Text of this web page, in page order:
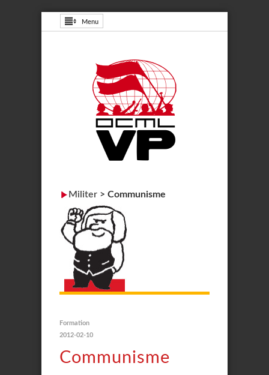
Menu
Militer > Communisme
Formation
2012-02-10
Communisme